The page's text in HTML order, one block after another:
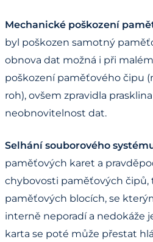
Mechanické poškození
byl poškozen samotný
obnova dat možná i při
poškození paměťového čipu
roh), ovšem zpravidla
neobnovitelnost dat.
Selhání souborového
paměťových karet a
chybovosti paměťových čipů,
paměťových blocích, se
interně neporadí a nedokáže
karta se poté může přestat